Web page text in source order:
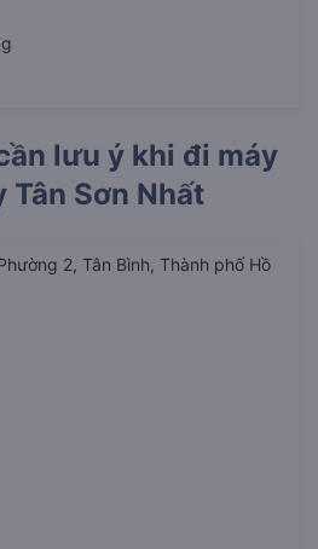
lưu ý khi đi máy
Tân Sơn Nhất
2, Tân Bình, Thành phố Hồ